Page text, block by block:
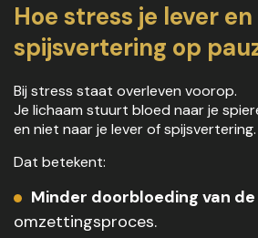
Hoe stress je lever en
spijsvertering op
Bij stress staat overleven voorop.
Je lichaam stuurt bloed naar je
en niet naar je lever of spijsvertering.
Dat betekent:
Minder doorbloeding van
omzettingsproces.